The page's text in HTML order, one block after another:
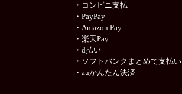
・コンビニ支払
・PayPay
・Amazon Pay
・楽天Pay
・d払い
・ソフトバンクまとめて支払い
・auかんたん決済